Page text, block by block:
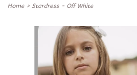
Home > Stardress - Off White